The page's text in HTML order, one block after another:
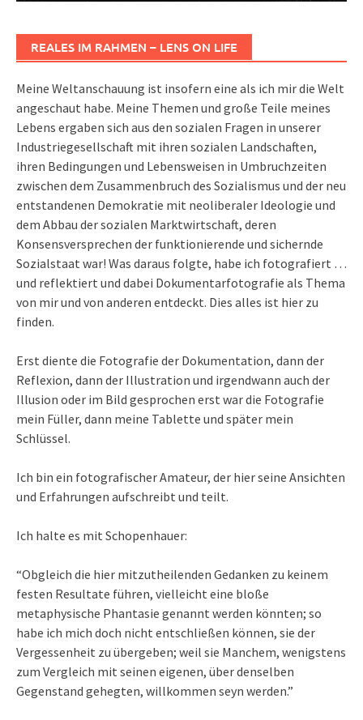
REALES IM RAHMEN – LENS ON LIFE
Meine Weltanschauung ist insofern eine als ich mir die Welt
angeschaut habe. Meine Themen und große Teile meines
Lebens ergaben sich aus den sozialen Fragen in unserer
Industriegesellschaft mit ihren sozialen Landschaften,
ihren Bedingungen und Lebensweisen in Umbruchzeiten
zwischen dem Zusammenbruch des Sozialismus und der neu
entstandenen Demokratie mit neoliberaler Ideologie und
dem Abbau der sozialen Marktwirtschaft, deren
Konsensversprechen der funktionierende und sichernde
Sozialstaat war! Was daraus folgte, habe ich fotografiert …
und reflektiert und dabei Dokumentarfotografie als Thema
von mir und von anderen entdeckt. Dies alles ist hier zu
finden.
Erst diente die Fotografie der Dokumentation, dann der
Reflexion, dann der Illustration und irgendwann auch der
Illusion oder im Bild gesprochen erst war die Fotografie
mein Füller, dann meine Tablette und später mein
Schlüssel.
Ich bin ein fotografischer Amateur, der hier seine Ansichten
und Erfahrungen aufschreibt und teilt.
Ich halte es mit Schopenhauer:
“Obgleich die hier mitzutheilenden Gedanken zu keinem
festen Resultate führen, vielleicht eine bloße
metaphysische Phantasie genannt werden könnten; so
habe ich mich doch nicht entschließen können, sie der
Vergessenheit zu übergeben; weil sie Manchem, wenigstens
zum Vergleich mit seinen eigenen, über denselben
Gegenstand gehegten, willkommen seyn werden.”